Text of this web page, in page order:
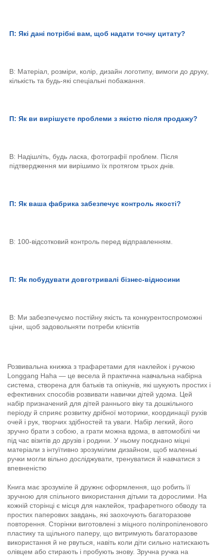
П: Які дані потрібні вам, щоб надати точну цитату?
В: Матеріал, розміри, колір, дизайн логотипу, вимоги до друку,
кількість та будь-які спеціальні побажання.
П: Як ви вирішуєте проблеми з якістю після продажу?
В: Надішліть, будь ласка, фотографії проблем. Після
підтвердження ми вирішимо їх протягом трьох днів.
П: Як ваша фабрика забезпечує контроль якості?
В: 100-відсотковий контроль перед відправленням.
П: Як побудувати довготривалі бізнес-відносини
В: Ми забезпечуємо постійну якість та конкурентоспроможні
ціни, щоб задовольняти потреби клієнтів
Розвивальна книжка з трафаретами для наклейок і ручкою
Longgang Haha — це весела й практична навчальна набірна
система, створена для батьків та опікунів, які шукують простих і
ефективних способів розвивати навички дітей удома. Цей
набір призначений для дітей раннього віку та дошкільного
періоду й сприяє розвитку дрібної моторики, координації рухів
очей і рук, творчих здібностей та уваги. Набір легкий, його
зручно брати з собою, а грати можна вдома, в автомобілі чи
під час візитів до друзів і родини. У ньому поєднано міцні
матеріали з інтуїтивно зрозумілим дизайном, щоб маленькі
ручки могли вільно досліджувати, тренуватися й навчатися з
впевненістю
Книга має зрозуміле й дружнє оформлення, що робить її
зручною для спільного використання дітьми та дорослими. На
кожній сторінці є місця для наклейок, трафаретного обводу та
простих паперових завдань, які заохочують багаторазове
повторення. Сторінки виготовлені з міцного поліпропіленового
пластику та щільного паперу, що витримують багаторазове
використання й не рвуться, навіть коли діти сильно натискають
олівцем або стирають і пробують знову. Зручна ручка на